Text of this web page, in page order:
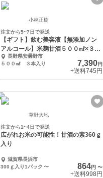
小林正樹
注文から5~7日で発送
【ギフト】飲む美容液【無添加ノン
アルコール】米麹甘酒５００㎖×３本
セット
長野県安曇野市
５００㎖ ３本入り
7,390円
+送料745円
草野大地
注文から1~4日で発送
広がれお米の可能性！甘酒の素360ｇ
入り
滋賀県長浜市
300ｇ入り1パック 〜 864円〜
+送料998円